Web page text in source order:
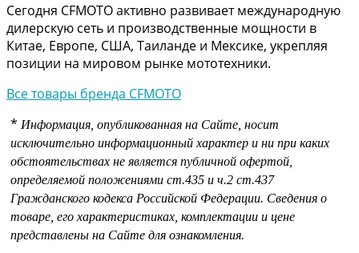
Сегодня CFMOTO активно развивает международную
дилерскую сеть и производственные мощности в
Китае, Европе, США, Таиланде и Мексике, укрепляя
позиции на мировом рынке мототехники.
Все товары бренда CFMOTO
* Информация, опубликованная на Сайте, носит
исключительно информационный характер и ни при каких
обстоятельствах не является публичной офертой,
определяемой положениями ст.435 и ч.2 ст.437
Гражданского кодекса Российской Федерации. Сведения о
товаре, его характеристиках, комплектации и цене
представлены на Сайте для ознакомления.